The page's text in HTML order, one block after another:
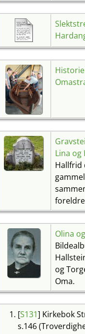
Lina og
Hallfrid
Olina
og
Oma.
[S131] Kirkebok
s.146